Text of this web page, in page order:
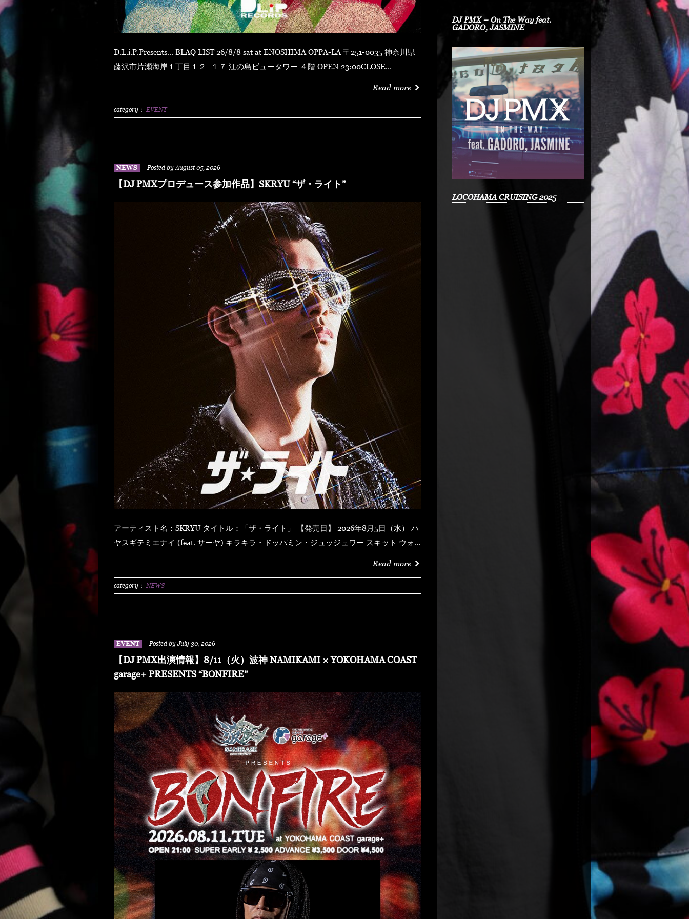
D.L.i.P.Presents... BLAQ LIST 26/8/8 sat at ENOSHIMA OPPA-LA 〒251-0035 神奈川県
藤沢市片瀬海岸１丁目１２−１７ 江の島ビュータワー ４階 OPEN 23:00CLOSE
BUNTAR-MANLEXKILLAHSHARKHEDMAO & MAGOODZ
Read more
category： EVENT
NEWS Posted by August 05, 2026
【DJ PMXプロデュース参加作品】SKRYU “ザ・ライト”
アーティスト名：SKRYU タイトル：「ザ・ライト」 【発売日】 2026年8月5日（水） ハ
ヤスギテミエナイ (feat. サーヤ) キラキラ・ドッパミン・ジュッジュワー スキット ウォ
ブン・バック
Read more
category： NEWS
EVENT Posted by July 30, 2026
【DJ PMX出演情報】8/11（火）波神 NAMIKAMI × YOKOHAMA COAST
garage+ PRESENTS “BONFIRE”
DJ PMX – On The Way feat.
GADORO, JASMINE
LOCOHAMA CRUISING 2025